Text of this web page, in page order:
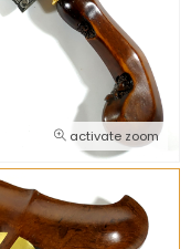
activate zoom